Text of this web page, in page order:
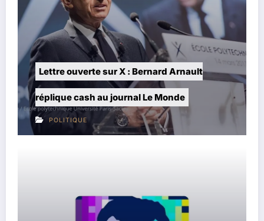
sur X : Bernard Arnault
journal Le Monde
Cory Le Guen et
passé et ses